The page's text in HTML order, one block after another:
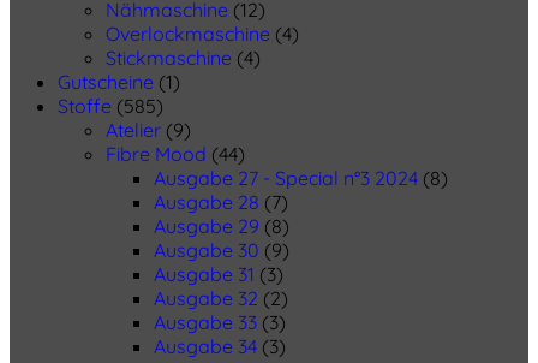
Nähmaschine (12)
Overlockmaschine (4)
Stickmaschine (4)
Gutscheine (1)
Stoffe (585)
Atelier (9)
Fibre Mood (44)
Ausgabe 27 - Special n°3 2024 (8)
Ausgabe 28 (7)
Ausgabe 29 (8)
Ausgabe 30 (9)
Ausgabe 31 (3)
Ausgabe 32 (2)
Ausgabe 33 (3)
Ausgabe 34 (3)